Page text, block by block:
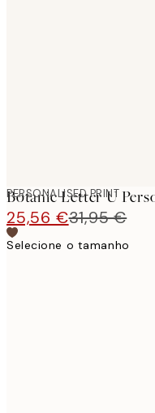
PERSONALISED PRINT
Botanic Letter U
25,56 €31,95 €
Selecione o tamanho